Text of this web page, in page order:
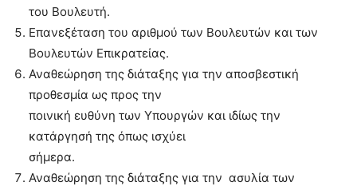
του Βουλευτή.
Επανεξέταση του αριθμού των Βουλευτών και των
Βουλευτών Επικρατείας.
Αναθεώρηση της διάταξης για την αποσβεστική
προθεσμία ως προς την
ποινική ευθύνη των Υπουργών και ιδίως την
κατάργησή της όπως ισχύει
σήμερα.
Αναθεώρηση της διάταξης για την ασυλία των